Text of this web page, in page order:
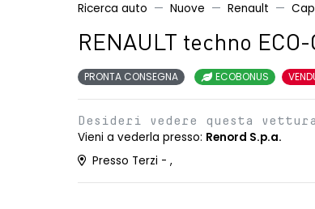
Ricerca auto Nuove Renault
RENAULT techno ECO-
PRONTA CONSEGNA ECOBONUS
Desideri vedere questa
Vieni a vederla presso: Renord S.p.a.
Presso Terzi - ,